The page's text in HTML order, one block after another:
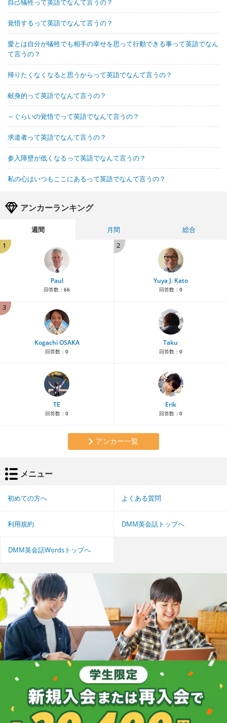
自己犠牲って英語でなんて言うの？
覚悟するって英語でなんて言うの？
愛とは自分が犠牲でも相手の幸せを思って行動できる事って英語でなん
て言うの？
帰りたくなくなると思うからって英語でなんて言うの？
献身的って英語でなんて言うの？
～ぐらいの覚悟でって英語でなんて言うの？
求道者って英語でなんて言うの？
参入障壁が低くなるって英語でなんて言うの？
私の心はいつもここにあるって英語でなんて言うの？
アンカーランキング
週間 月間
総合
1
Paul
回答数： 66
2
Yuya J. Kato
回答数： 0
3
Kogachi OSAKA
回答数： 0
Taku
回答数： 0
TE
回答数： 0
Erik
回答数： 0
アンカー一覧
メニュー
初めての方へ よくある質問
利用規約 DMM英会話トップへ
DMM英会話Wordsトップへ